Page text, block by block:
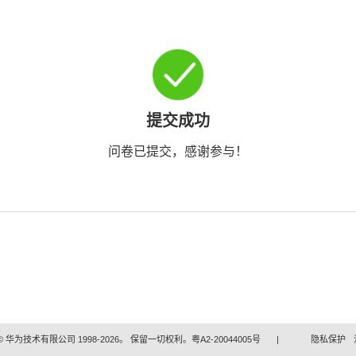
提交成功
问卷已提交，感谢参与！
华为技术有限公司 1998-2026。 保留一切权利。粤A2-20044005号 | 隐私保护